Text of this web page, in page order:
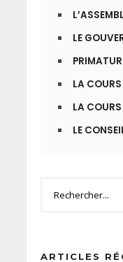
LE
LA COURS
LA
LE
ARTICLES